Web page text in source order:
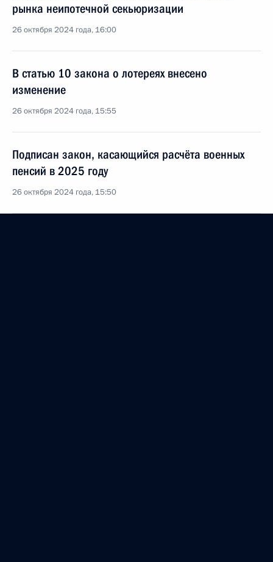
рынка неипотечной секьюризации
26 октября 2024 года, 16:00
В статью 10 закона о лотереях внесено
изменение
26 октября 2024 года, 15:55
Подписан закон, касающийся расчёта военных
пенсий в 2025 году
26 октября 2024 года, 15:50